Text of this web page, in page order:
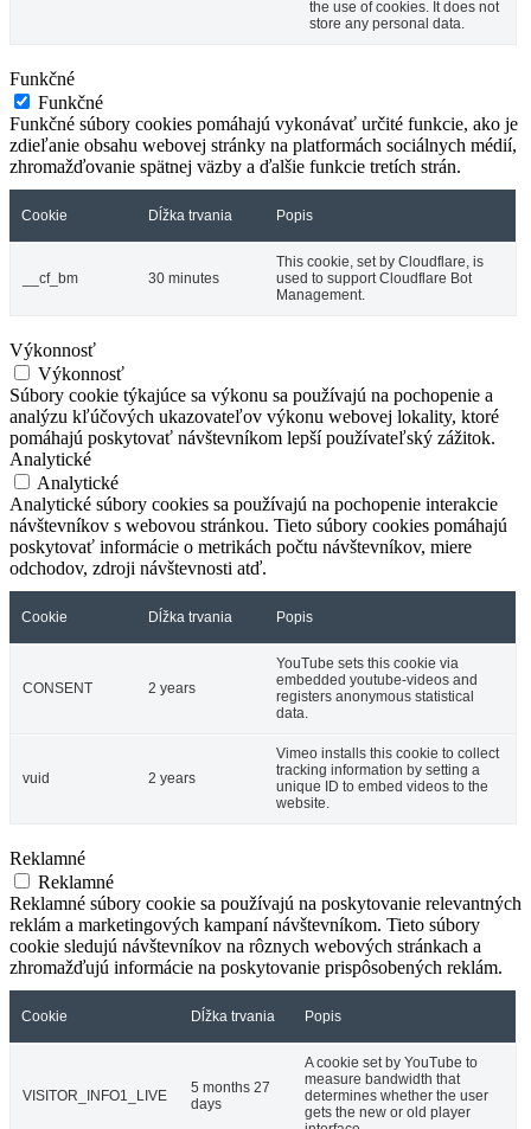
the use of cookies. It does not
store any personal data.
Funkčné
Funkčné
Funkčné súbory cookies pomáhajú vykonávať určité funkcie, ako je
zdieľanie obsahu webovej stránky na platformách sociálnych médií,
zhromažďovanie spätnej väzby a ďalšie funkcie tretích strán.
Cookie Dĺžka trvania Popis
__cf_bm 30 minutes
This cookie, set by Cloudflare, is
used to support Cloudflare Bot
Management.
Výkonnosť
Výkonnosť
Súbory cookie týkajúce sa výkonu sa používajú na pochopenie a
analýzu kľúčových ukazovateľov výkonu webovej lokality, ktoré
pomáhajú poskytovať návštevníkom lepší používateľský zážitok.
Analytické
Analytické
Analytické súbory cookies sa používajú na pochopenie interakcie
návštevníkov s webovou stránkou. Tieto súbory cookies pomáhajú
poskytovať informácie o metrikách počtu návštevníkov, miere
odchodov, zdroji návštevnosti atď.
Cookie Dĺžka trvania Popis
CONSENT 2 years
YouTube sets this cookie via
embedded youtube-videos and
registers anonymous statistical
data.
vuid 2 years
Vimeo installs this cookie to collect
tracking information by setting a
unique ID to embed videos to the
website.
Reklamné
Reklamné
Reklamné súbory cookie sa používajú na poskytovanie relevantných
reklám a marketingových kampaní návštevníkom. Tieto súbory
cookie sledujú návštevníkov na rôznych webových stránkach a
zhromažďujú informácie na poskytovanie prispôsobených reklám.
Cookie Dĺžka trvania Popis
VISITOR_INFO1_LIVE
5 months 27
days
A cookie set by YouTube to
measure bandwidth that
determines whether the user
gets the new or old player